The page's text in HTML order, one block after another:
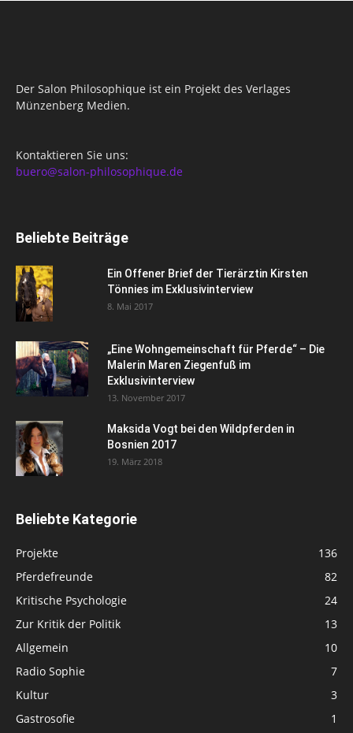
Der Salon Philosophique ist ein Projekt des Verlages
Münzenberg Medien.
Kontaktieren Sie uns:
buero@salon-philosophique.de
Beliebte Beiträge
Ein Offener Brief der Tierärztin Kirsten
Tönnies im Exklusivinterview
8. Mai 2017
„Eine Wohngemeinschaft für Pferde“ – Die
Malerin Maren Ziegenfuß im
Exklusivinterview
13. November 2017
Maksida Vogt bei den Wildpferden in
Bosnien 2017
19. März 2018
Beliebte Kategorie
Projekte
136
Pferdefreunde
82
Kritische Psychologie
24
Zur Kritik der Politik
13
Allgemein
10
Radio Sophie
7
Kultur
3
Gastrosofie
1